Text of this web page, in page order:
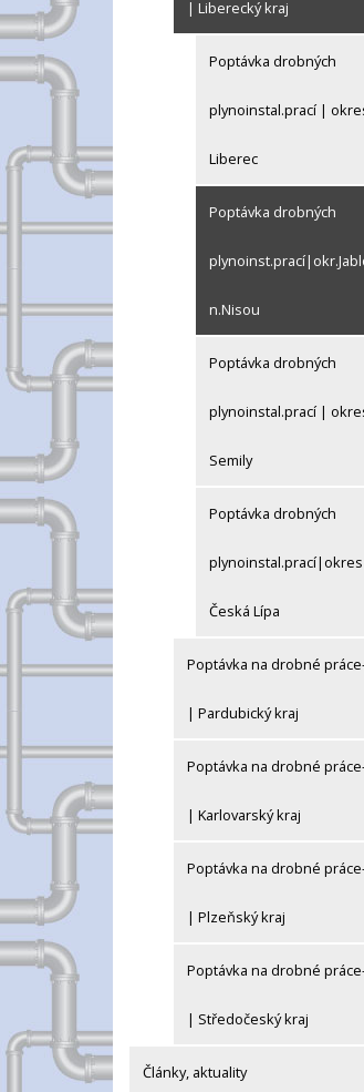
| Liberecký kraj
Poptávka drobných
plynoinstal.prací |
Liberec
Poptávka drobných
n.Nisou
Poptávka drobných
plynoinstal.prací |
Semily
Poptávka drobných
plynoinstal.prací|okres
Česká Lípa
Poptávka na drobné
| Pardubický kraj
Poptávka na drobné
| Karlovarský kraj
Poptávka na drobné
| Plzeňský kraj
Poptávka na drobné
| Středočeský kraj
Články, aktuality